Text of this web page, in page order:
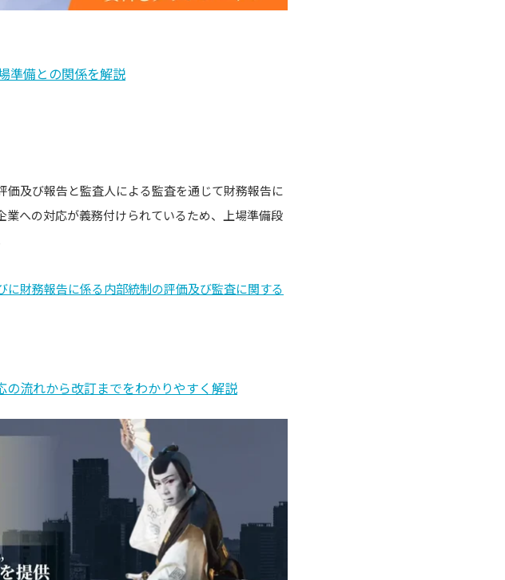
準備との関係を解説
及び報告と監査人による監査を通じて財務報告に
への対応が義務付けられているため、上場準備段
財務報告に係る内部統制の評価及び監査に関する
流れから改訂までをわかりやすく解説